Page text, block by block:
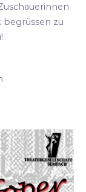
begrüssen zu